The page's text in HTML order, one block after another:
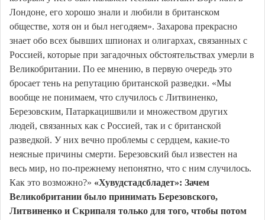
Лондоне, его хорошо знали и любили в британском
обществе, хотя он и был негодяем». Захарова прекрасно
знает обо всех бывших шпионах и олигархах, связанных с
Россией, которые при загадочных обстоятельствах умерли в
Великобритании. По ее мнению, в первую очередь это
бросает тень на репутацию британской разведки. «Мы
вообще не понимаем, что случилось с Литвиненко,
Березовским, Патаркацишвили и множеством других
людей, связанных как с Россией, так и с британской
разведкой. У них вечно проблемы с сердцем, какие-то
неясные причины смерти. Березовский был известен на
весь мир, но по-прежнему непонятно, что с ним случилось.
Как это возможно?» «Хувудстадсбладет»: Зачем
Великобритании было принимать Березовского,
Литвиненко и Скрипаля только для того, чтобы потом